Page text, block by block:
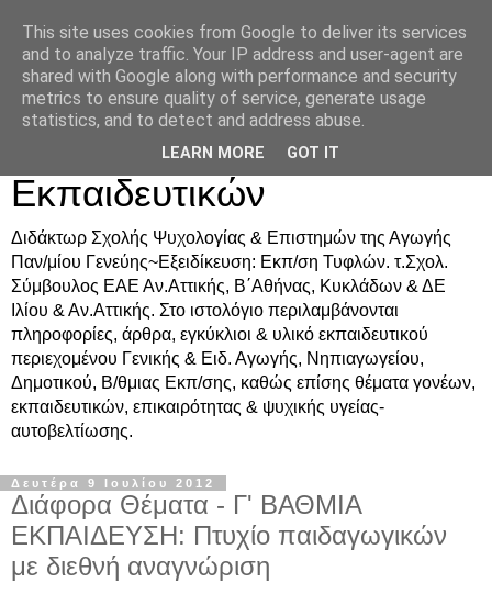
Δρ. Ράνια Χιουρέα-
Συμβουλευτική &
Υποστήριξη Γονέων &
Εκπαιδευτικών
Διδάκτωρ Σχολής Ψυχολογίας & Επιστημών της Αγωγής
Παν/μίου Γενεύης~Εξειδίκευση: Εκπ/ση Τυφλών. τ.Σχολ.
Σύμβουλος ΕΑΕ Αν.Αττικής, Β΄Αθήνας, Κυκλάδων & ΔΕ
Ιλίου & Αν.Αττικής. Στο ιστολόγιο περιλαμβάνονται
πληροφορίες, άρθρα, εγκύκλιοι & υλικό εκπαιδευτικού
περιεχομένου Γενικής & Ειδ. Αγωγής, Νηπιαγωγείου,
Δημοτικού, Β/θμιας Εκπ/σης, καθώς επίσης θέματα γονέων,
εκπαιδευτικών, επικαιρότητας & ψυχικής υγείας-
αυτοβελτίωσης.
Δευτέρα 9 Ιουλίου 2012
Διάφορα Θέματα - Γ' ΒΑΘΜΙΑ
ΕΚΠΑΙΔΕΥΣΗ: Πτυχίο παιδαγωγικών
με διεθνή αναγνώριση
This site uses cookies from Google to deliver its services
and to analyze traffic. Your IP address and user-agent are
shared with Google along with performance and security
metrics to ensure quality of service, generate usage
statistics, and to detect and address abuse.
LEARN MORE GOT IT